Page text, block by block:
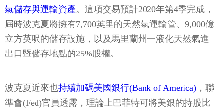
氣儲存與運輸資產。這項交易預計2020年第4季完成，
屆時波克夏將擁有7,700英里的天然氣運輸管、9,000億
立方英呎的儲存設施，以及馬里蘭州一液化天然氣進
出口暨儲存地點的25%股權。
波克夏近來也持續加碼美國銀行(Bank of America) ，聯
準會(Fed)官員透露，理論上巴菲特可將美銀的持股比